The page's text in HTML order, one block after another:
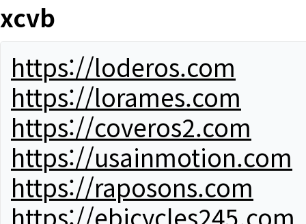
xcvb
https://loderos.com
https://lorames.com
https://coveros2.com
https://usainmotion.com
https://raposons.com
https://ebicycles245.com